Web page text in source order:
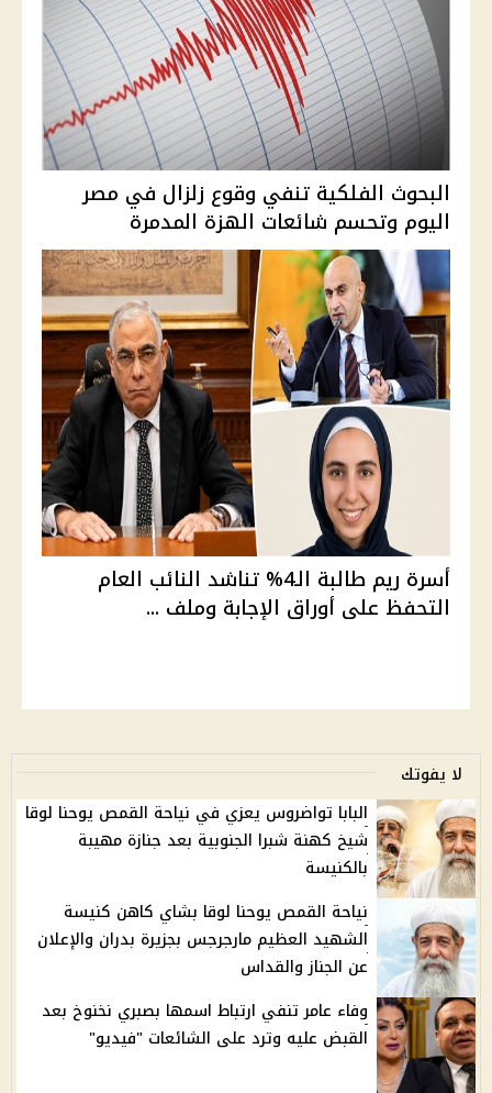
البحوث الفلكية تنفي وقوع زلزال في مصر
اليوم وتحسم شائعات الهزة المدمرة
أسرة ريم طالبة الـ4% تناشد النائب العام
التحفظ على أوراق الإجابة وملف ...
لا يفوتك
البابا تواضروس يعزي في نياحة القمص يوحنا لوقا
شيخ كهنة شبرا الجنوبية بعد جنازة مهيبة
بالكنيسة
نياحة القمص يوحنا لوقا بشاي كاهن كنيسة
الشهيد العظيم مارجرجس بجزيرة بدران والإعلان
عن الجناز والقداس
وفاء عامر تنفي ارتباط اسمها بصبري نخنوخ بعد
القبض عليه وترد على الشائعات "فيديو"